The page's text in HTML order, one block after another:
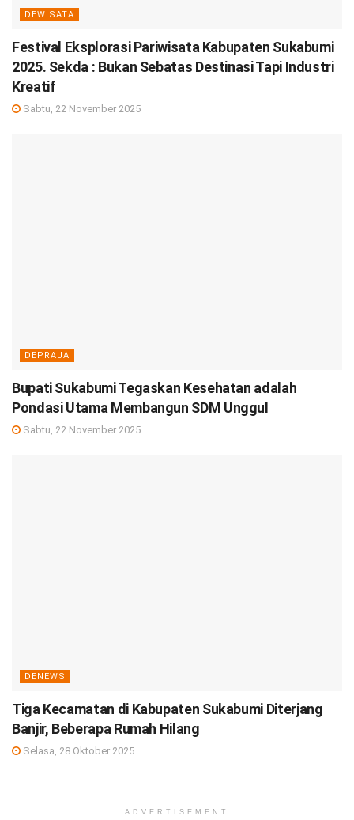
DEWISATA
Festival Eksplorasi Pariwisata Kabupaten Sukabumi
2025. Sekda : Bukan Sebatas Destinasi Tapi Industri
Kreatif
Sabtu, 22 November 2025
DEPRAJA
Bupati Sukabumi Tegaskan Kesehatan adalah
Pondasi Utama Membangun SDM Unggul
Sabtu, 22 November 2025
DENEWS
Tiga Kecamatan di Kabupaten Sukabumi Diterjang
Banjir, Beberapa Rumah Hilang
Selasa, 28 Oktober 2025
ADVERTISEMENT